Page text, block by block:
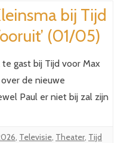
bij Tijd
(01/05)
gast bij Tijd voor Max
de nieuwe
Paul er niet bij zal zijn
, Televisie, Theater, Tijd